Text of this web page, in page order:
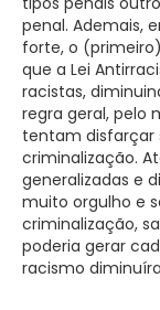
penal. Ademais,
forte, o
que a Lei
racistas,
regra geral, pelo
tentam disfarçar
criminalização.
generalizadas e
muito orgulho e
criminalização,
poderia gerar
racismo